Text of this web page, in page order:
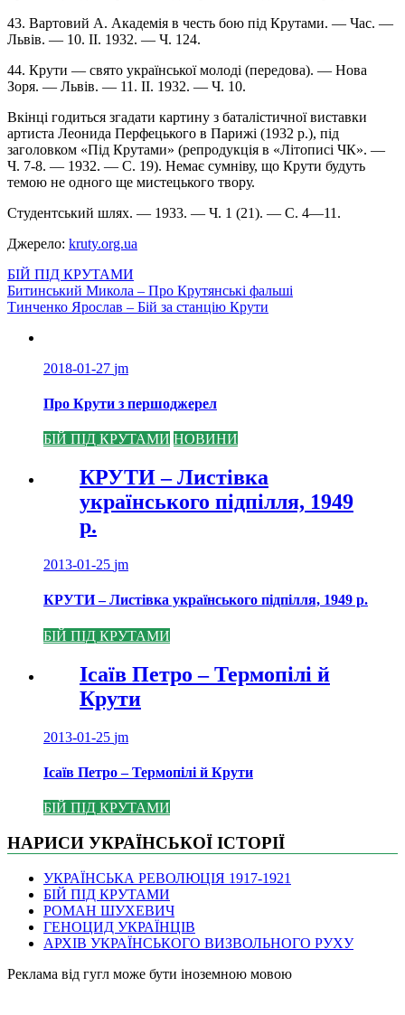
43. Вартовий А. Академія в честь бою під Крутами. — Час. —
Львів. — 10. II. 1932. — Ч. 124.
44. Крути — свято української молоді (передова). — Нова
Зоря. — Львів. — 11. II. 1932. — Ч. 10.
Вкінці годиться згадати картину з баталістичної виставки
артиста Леонида Перфецького в Парижі (1932 р.), під
заголовком «Під Крутами» (репродукція в «Літописі ЧК». —
Ч. 7-8. — 1932. — С. 19). Немає сумніву, що Крути будуть
темою не одного ще мистецького твору.
Студентський шлях. — 1933. — Ч. 1 (21). — С. 4—11.
Джерело: kruty.org.ua
БІЙ ПІД КРУТАМИ
Навігація
записів
Битинський Микола – Про Крутянські фальші
Тинченко Ярослав – Бій за станцію Крути
2018-01-27 jm
Про Крути з першоджерел
БІЙ ПІД КРУТАМИ НОВИНИ
КРУТИ – Листівка
українського підпілля, 1949
р.
2013-01-25 jm
КРУТИ – Листівка українського підпілля, 1949 р.
БІЙ ПІД КРУТАМИ
Ісаїв Петро – Термопілі й
Крути
2013-01-25 jm
Ісаїв Петро – Термопілі й Крути
БІЙ ПІД КРУТАМИ
НАРИСИ УКРАЇНСЬКОЇ ІСТОРІЇ
УКРАЇНСЬКА РЕВОЛЮЦІЯ 1917-1921
БІЙ ПІД КРУТАМИ
РОМАН ШУХЕВИЧ
ГЕНОЦИД УКРАЇНЦІВ
АРХІВ УКРАЇНСЬКОГО ВИЗВОЛЬНОГО РУХУ
Pеклама від гугл може бути іноземною мовою